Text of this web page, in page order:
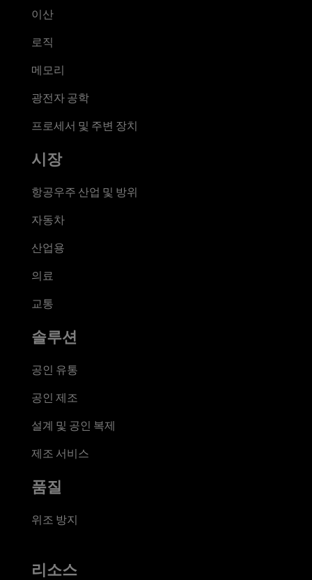
이산
로직
메모리
광전자 공학
프로세서 및 주변 장치
시장
항공우주 산업 및 방위
자동차
산업용
의료
교통
솔루션
공인 유통
공인 제조
설계 및 공인 복제
제조 서비스
품질
위조 방지
리소스